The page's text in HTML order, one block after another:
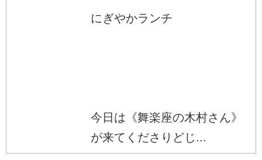
にぎやかランチ
今日は《舞楽座の木村さん》
が来てくださりどじ...